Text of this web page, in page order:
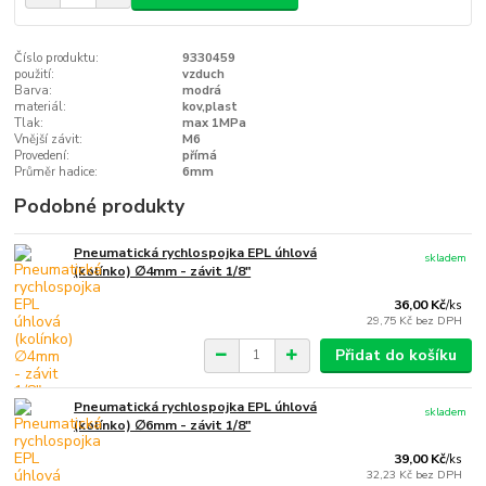
Číslo produktu:
9330459
použití:
vzduch
Barva:
modrá
materiál:
kov,plast
Tlak:
max 1MPa
Vnější závit:
M6
Provedení:
přímá
Průměr hadice:
6mm
Podobné produkty
Pneumatická rychlospojka EPL úhlová
(kolínko) ∅4mm - závit 1/8"
36,00 Kč/ks
29,75 Kč bez DPH
skladem
Přidat do košíku
Pneumatická rychlospojka EPL úhlová
(kolínko) ∅6mm - závit 1/8"
39,00 Kč/ks
32,23 Kč bez DPH
skladem